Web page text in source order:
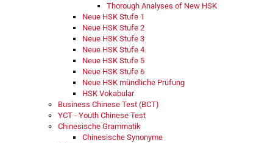
Thorough Analyses of New HSK
Neue HSK Stufe 1
Neue HSK Stufe 2
Neue HSK Stufe 3
Neue HSK Stufe 4
Neue HSK Stufe 5
Neue HSK Stufe 6
Neue HSK mündliche Prüfung
HSK Vokabular
Business Chinese Test (BCT)
YCT - Youth Chinese Test
Chinesische Grammatik
Chinesische Synonyme